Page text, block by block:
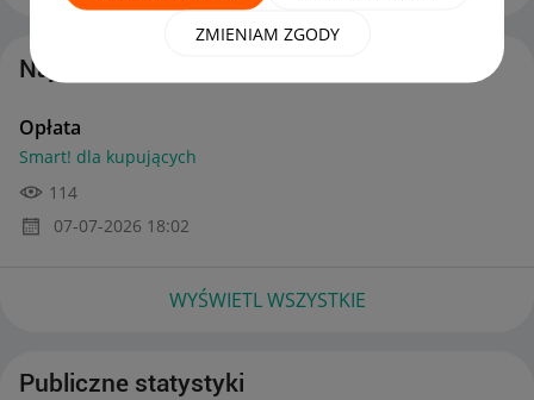
ZMIENIAM ZGODY
Najnowsze posty autorstwa dajczak82
Opłata
Smart! dla kupujących
114
‎07-07-2026 18:02
WYŚWIETL WSZYSTKIE
Publiczne statystyki